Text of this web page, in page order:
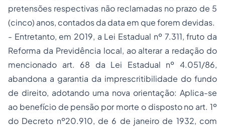
pretensões respectivas não reclamadas no prazo de 5
(cinco) anos, contados da data em que forem devidas.
- Entretanto, em 2019, a Lei Estadual nº 7.311, fruto da
Reforma da Previdência local, ao alterar a redação do
mencionado art. 68 da Lei Estadual nº 4.051/86,
abandona a garantia da imprescritibilidade do fundo
de direito, adotando uma nova orientação: Aplica-se
ao benefício de pensão por morte o disposto no art. 1º
do Decreto nº20.910, de 6 de janeiro de 1932, com